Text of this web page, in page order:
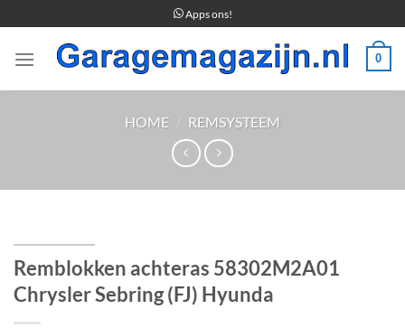
naar
inhoud
Apps ons!
0
HOME / REMSYSTEEM
Remblokken achteras 58302M2A01
Chrysler Sebring (FJ) Hyunda